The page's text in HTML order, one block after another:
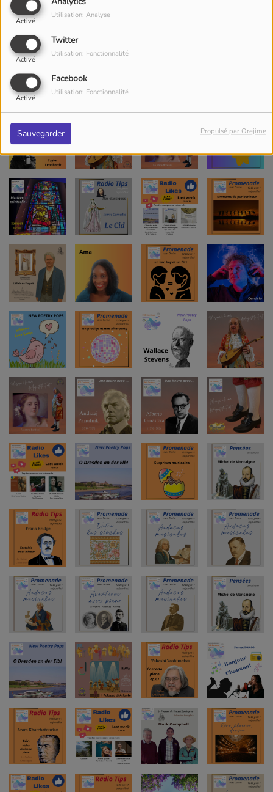
Activé
Utilisation: Analyse
Twitter
Activé
Utilisation: Fonctionnalité
Facebook
Activé
Utilisation: Fonctionnalité
Sauvegarder Propulsé par Orejime